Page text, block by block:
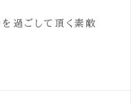
過ごして頂く素敵